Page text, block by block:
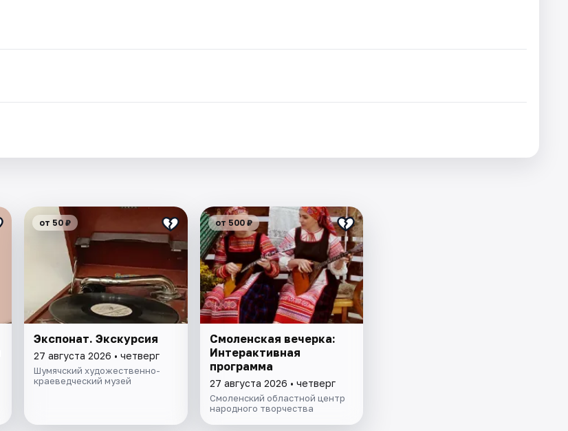
от 50 ₽
Экспонат. Экскурсия
27 августа 2026 • четверг
Шумячский художественно-
краеведческий музей
от 500 ₽
Смоленская вечерка:
Интерактивная
программа
27 августа 2026 • четверг
Смоленский областной центр
народного творчества